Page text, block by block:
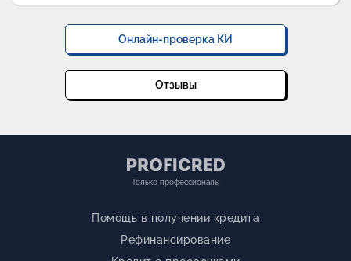
Онлайн-проверка КИ
Отзывы
Только профессионалы
Помощь в получении кредита
Рефинансирование